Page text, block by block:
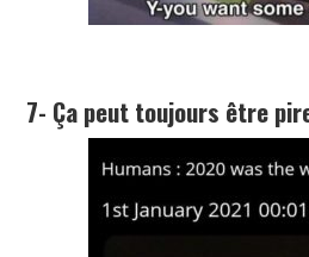
7- Ça peut toujours être